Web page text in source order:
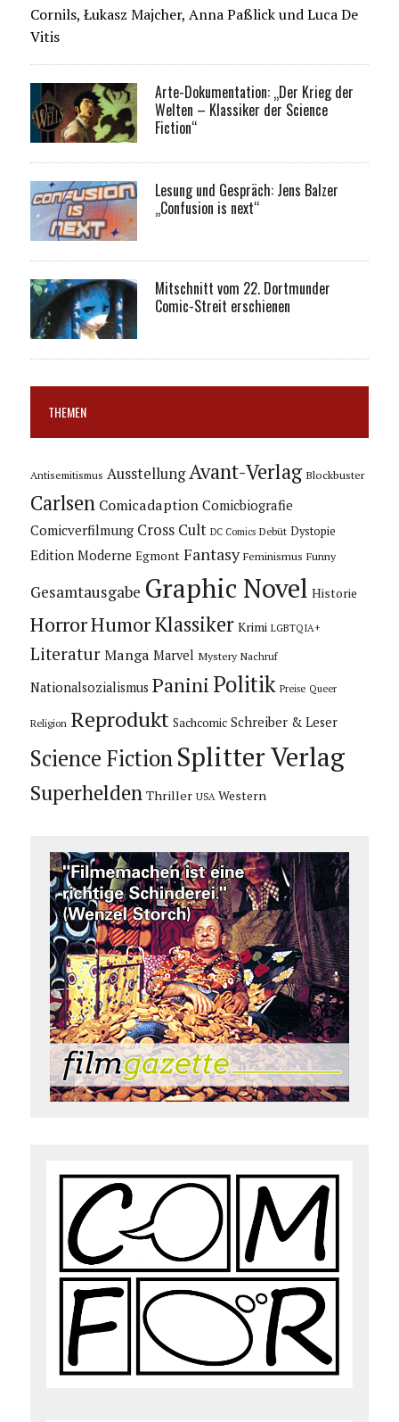
Cornils, Łukasz Majcher, Anna Paßlick und Luca De
Vitis
Arte-Dokumentation: „Der Krieg der
Welten – Klassiker der Science
Fiction“
Lesung und Gespräch: Jens Balzer
„Confusion is next“
Mitschnitt vom 22. Dortmunder
Comic-Streit erschienen
THEMEN
Antisemitismus Ausstellung Avant-Verlag Blockbuster
Carlsen Comicadaption Comicbiografie
Comicverfilmung Cross Cult DC Comics Debüt Dystopie
Edition Moderne Egmont Fantasy Feminismus Funny
Gesamtausgabe Graphic Novel Historie
HorrorHumorKlassiker Krimi LGBTQIA+
Literatur Manga Marvel Mystery Nachruf
Nationalsozialismus Panini Politik Preise Queer
Religion Reprodukt Sachcomic Schreiber & Leser
Science Fiction Splitter Verlag
Superhelden Thriller USA Western